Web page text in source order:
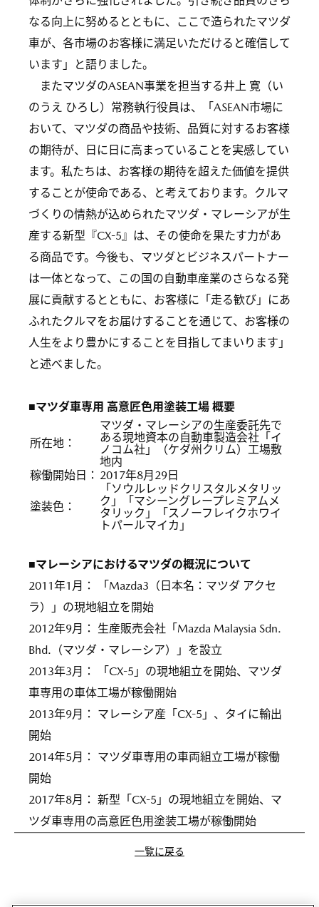
なる向上に努めるとともに、ここで造られたマツダ
車が、各市場のお客様に満足いただけると確信して
います」と語りました。
またマツダのASEAN事業を担当する井上 寛（い
のうえ ひろし）常務執行役員は、「ASEAN市場に
おいて、マツダの商品や技術、品質に対するお客様
の期待が、日に日に高まっていることを実感してい
ます。私たちは、お客様の期待を超えた価値を提供
することが使命である、と考えております。クルマ
づくりの情熱が込められたマツダ・マレーシアが生
産する新型『CX-5』は、その使命を果たす力があ
る商品です。今後も、マツダとビジネスパートナー
は一体となって、この国の自動車産業のさらなる発
展に貢献するとともに、お客様に「走る歓び」にあ
ふれたクルマをお届けすることを通じて、お客様の
人生をより豊かにすることを目指してまいります」
と述べました。
■マツダ車専用 高意匠色用塗装工場 概要
所在地：
マツダ・マレーシアの生産委託先で
ある現地資本の自動車製造会社「イ
ノコム社」（ケダ州クリム）工場敷
地内
稼働開始日： 2017年8月29日
塗装色：
「ソウルレッドクリスタルメタリッ
ク」「マシーングレープレミアムメ
タリック」「スノーフレイクホワイ
トパールマイカ」
■マレーシアにおけるマツダの概況について
2011年1月： 「Mazda3（日本名：マツダ アクセ
ラ）」の現地組立を開始
2012年9月： 生産販売会社「Mazda Malaysia Sdn.
Bhd.（マツダ・マレーシア）」を設立
2013年3月： 「CX-5」の現地組立を開始、マツダ
車専用の車体工場が稼働開始
2013年9月： マレーシア産「CX-5」、タイに輸出
開始
2014年5月： マツダ車専用の車両組立工場が稼働
開始
2017年8月： 新型「CX-5」の現地組立を開始、マ
ツダ車専用の高意匠色用塗装工場が稼働開始
一覧に戻る